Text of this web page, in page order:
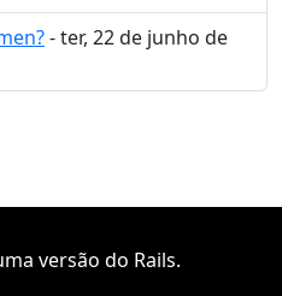
- ter, 22 de junho de
versão do Rails.